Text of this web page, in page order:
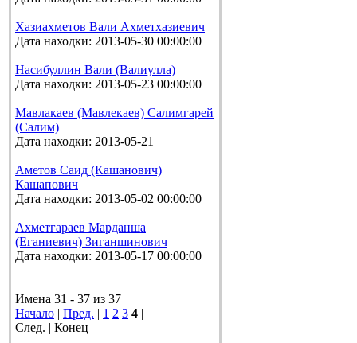
Хазиахметов Вали Ахметхазиевич
Дата находки: 2013-05-30 00:00:00
Насибуллин Вали (Валиулла)
Дата находки: 2013-05-23 00:00:00
Мавлакаев (Мавлекаев) Салимгарей
(Салим)
Дата находки: 2013-05-21
Аметов Саид (Кашанович)
Кашапович
Дата находки: 2013-05-02 00:00:00
Ахметгараев Марданша
(Еганиевич) Зиганшинович
Дата находки: 2013-05-17 00:00:00
Имена 31 - 37 из 37
Начало | Пред. | 1 2 3 4 |
След. | Конец